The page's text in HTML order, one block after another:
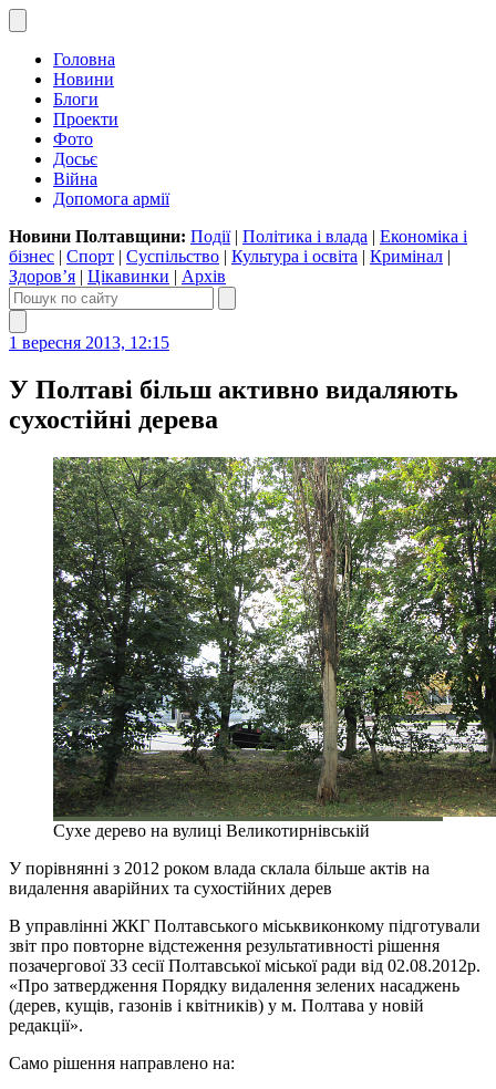
Головна
Новини
Блоги
Проекти
Фото
Досьє
Війна
Допомога армії
Новини Полтавщини: Події| Політика і влада | Економіка і
бізнес | Спорт | Суспільство | Культура і освіта | Кримінал |
Здоров’я | Цікавинки | Архів
1 вересня 2013, 12:15
У Полтаві більш активно видаляють
сухостійні дерева
Cухе дерево на вулиці Великотирнівській
У порівнянні з 2012 роком влада склала більше актів на
видалення аварійних та сухостійних дерев
В управлінні ЖКГ Полтавського міськвиконкому підготували
звіт про повторне відстеження результативності рішення
позачергової 33 сесії Полтавської міської ради від 02.08.2012р.
«Про затвердження Порядку видалення зелених насаджень
(дерев, кущів, газонів і квітників) у м. Полтава у новій
редакції».
Само рішення направлено на: